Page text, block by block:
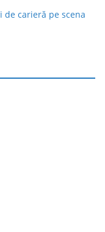
de carieră pe scena